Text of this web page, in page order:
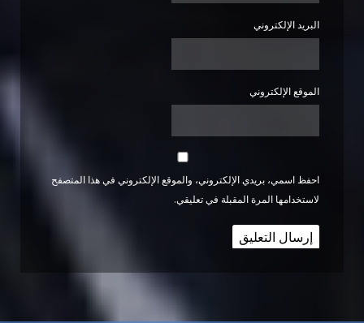
البريد الإلكتروني
الموقع الإلكتروني
احفظ اسمي، بريدي الإلكتروني، والموقع الإلكتروني في هذا المتصفح
لاستخدامها المرة المقبلة في تعليقي.